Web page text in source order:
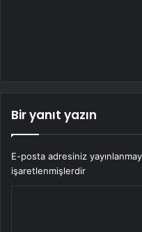
Bir yanıt yazın
E-posta adresiniz
işaretlenmişlerdir